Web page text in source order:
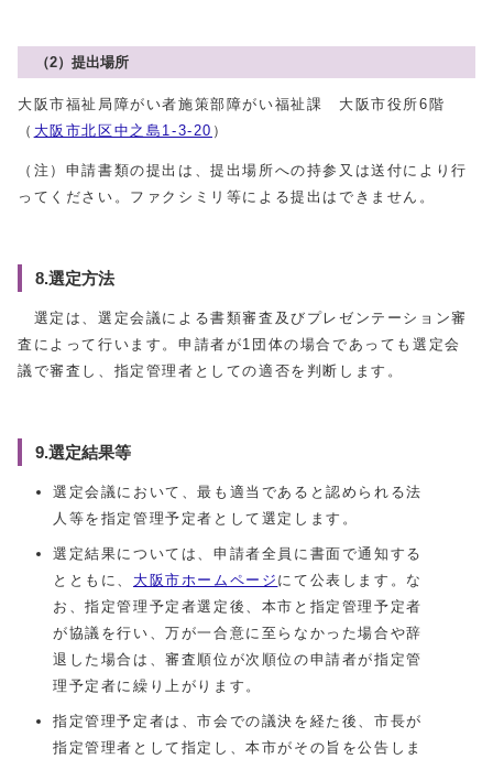
（2）提出場所
大阪市福祉局障がい者施策部障がい福祉課 大阪市役所6階
（ 大阪市北区中之島1-3-20 ）
（注）申請書類の提出は、提出場所への持参又は送付により行
ってください。ファクシミリ等による提出はできません。
8.選定方法
選定は、選定会議による書類審査及びプレゼンテーション審
査によって行います。申請者が1団体の場合であっても選定会
議で審査し、指定管理者としての適否を判断します。
9.選定結果等
選定会議において、最も適当であると認められる法
人等を指定管理予定者として選定します。
選定結果については、申請者全員に書面で通知する
とともに、 大阪市ホームページ にて公表します。な
お、指定管理予定者選定後、本市と指定管理予定者
が協議を行い、万が一合意に至らなかった場合や辞
退した場合は、審査順位が次順位の申請者が指定管
理予定者に繰り上がります。
指定管理予定者は、市会での議決を経た後、市長が
指定管理者として指定し、本市がその旨を公告しま